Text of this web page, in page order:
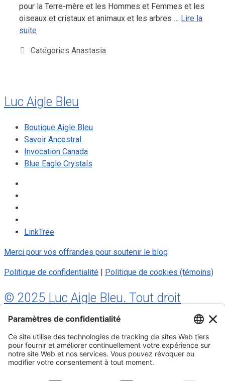
pour la Terre-mère et les Hommes et Femmes et les
oiseaux et cristaux et animaux et les arbres … Lire la
suite
Catégories Anastasia
Luc Aigle Bleu
Boutique Aigle Bleu
Savoir Ancestral
Invocation Canada
Blue Eagle Crystals
LinkTree
Merci pour vos offrandes pour soutenir le blog
Politique de confidentialité | Politique de cookies (témoins)
© 2025 Luc Aigle Bleu. Tout droit
réservé.
S'inscrire à mon Infolettre